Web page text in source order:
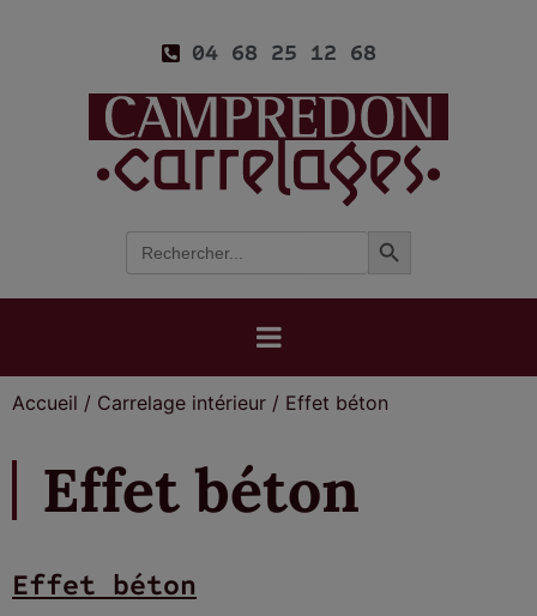
04 68 25 12 68
Search
for:
Search Button
Accueil / Carrelage intérieur / Effet béton
Effet béton
Effet béton